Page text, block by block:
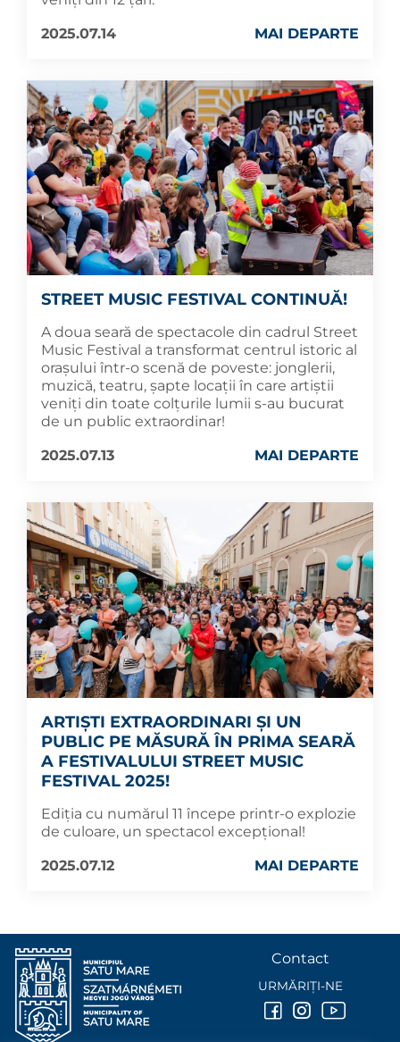
2025.07.14
MAI DEPARTE
STREET MUSIC FESTIVAL CONTINUĂ!
A doua seară de spectacole din cadrul Street
Music Festival a transformat centrul istoric al
orașului într-o scenă de poveste: jonglerii,
muzică, teatru, șapte locații în care artiștii
veniți din toate colțurile lumii s-au bucurat
de un public extraordinar!
2025.07.13
MAI DEPARTE
ARTIȘTI EXTRAORDINARI ȘI UN
PUBLIC PE MĂSURĂ ÎN PRIMA SEARĂ
A FESTIVALULUI STREET MUSIC
FESTIVAL 2025!
Ediția cu numărul 11 începe printr-o explozie
de culoare, un spectacol excepțional!
2025.07.12
MAI DEPARTE
Contact
URMĂRIȚI-NE